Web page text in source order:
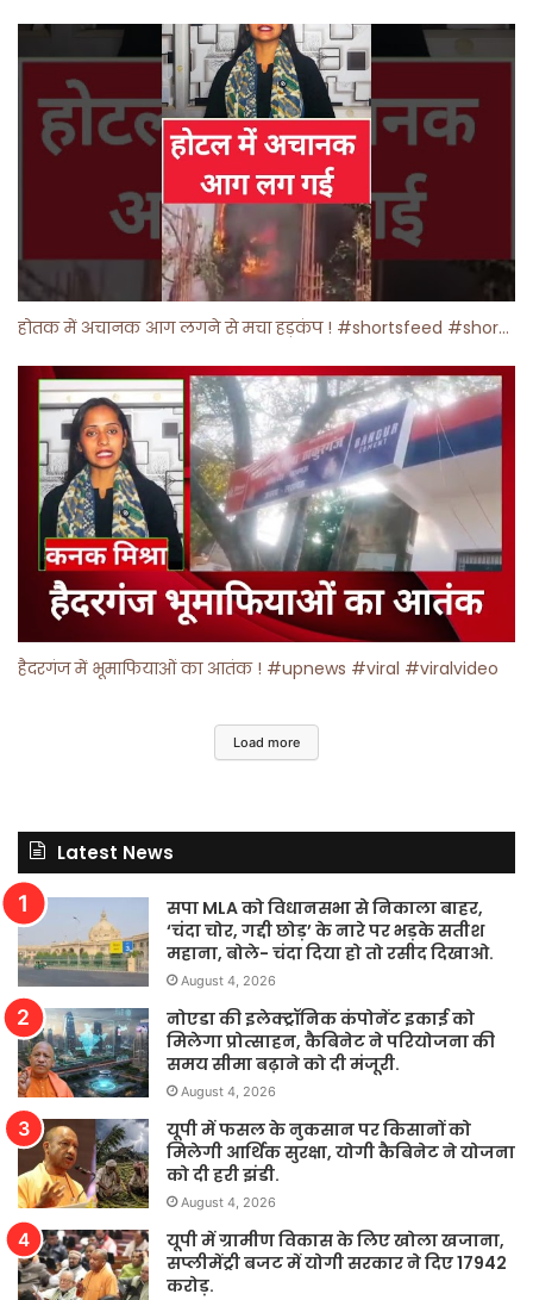
होतक में अचानक आग लगने से मचा हड़कंप ! #shortsfeed #shorts #viralshorts
हैदरगंज में भूमाफियाओं का आतंक ! #upnews #viral #viralvideo
Load more
Latest News
सपा MLA को विधानसभा से निकाला बाहर,
‘चंदा चोर, गद्दी छोड़’ के नारे पर भड़के सतीश
महाना, बोले- चंदा दिया हो तो रसीद दिखाओ.
August 4, 2026
नोएडा की इलेक्ट्रॉनिक कंपोनेंट इकाई को
मिलेगा प्रोत्साहन, कैबिनेट ने परियोजना की
समय सीमा बढ़ाने को दी मंजूरी.
August 4, 2026
यूपी में फसल के नुकसान पर किसानों को
मिलेगी आर्थिक सुरक्षा, योगी कैबिनेट ने योजना
को दी हरी झंडी.
August 4, 2026
यूपी में ग्रामीण विकास के लिए खोला खजाना,
सप्लीमेंट्री बजट में योगी सरकार ने दिए 17942
करोड़.